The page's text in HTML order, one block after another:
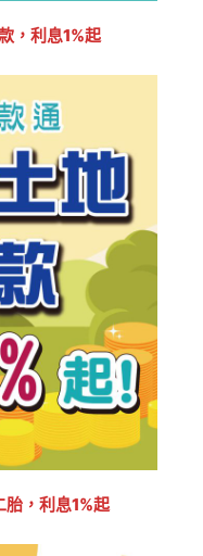
，利息1%起
，利息1%起